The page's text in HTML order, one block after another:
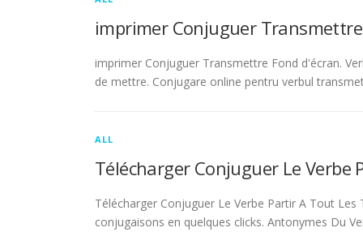
imprimer Conjuguer
imprimer Conjuguer Transmettre Fond d'écran.
de mettre. Conjugare online pentru verbul
ALL
Télécharger Conjuguer Le Verbe
Télécharger Conjuguer Le Verbe Partir A Tout
conjugaisons en quelques clicks. Antonymes Du